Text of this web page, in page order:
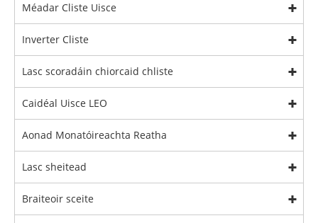
Méadar Cliste Uisce
Inverter Cliste
Lasc scoradáin chiorcaid chliste
Caidéal Uisce LEO
Aonad Monatóireachta Reatha
Lasc sheitead
Braiteoir sceite